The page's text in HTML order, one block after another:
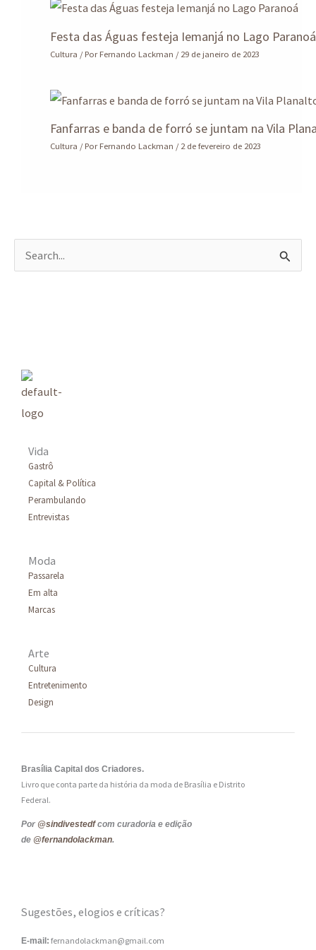
Festa das Águas festeja Iemanjá no Lago Paranoá
Cultura / PorFernando Lackman /29 de janeiro de 2023
Fanfarras e banda de forró se juntam na Vila
Cultura / PorFernando Lackman /2 de fevereiro de 2023
Vida
Gastrô
Capital & Política
Perambulando
Entrevistas
Moda
Passarela
Em alta
Marcas
Arte
Cultura
Entretenimento
Design
Brasília Capital dos Criadores.
Livro que conta parte da história da moda de Brasília e Distrito
Federal.
Por @sindivestedfcom curadoria e edição
de @fernandolackman.
Sugestões, elogios e críticas?
E-mail: fernandolackman@gmail.com